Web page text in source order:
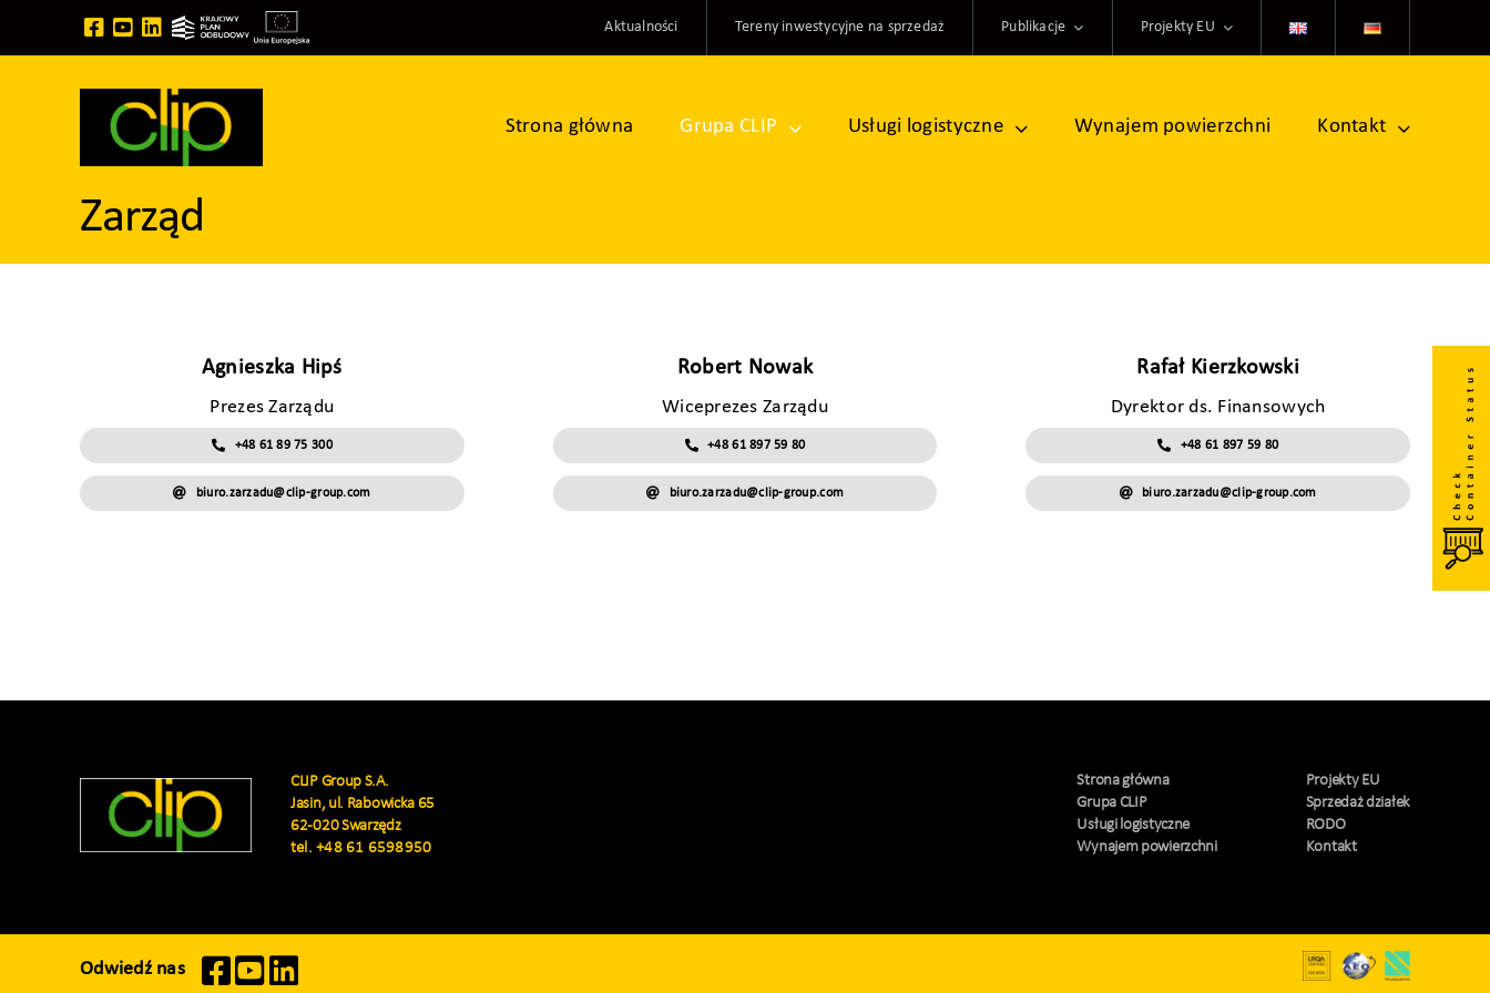
do
zawartości
Aktualności Tereny inwestycyjne na sprzedaż Publikacje Projekty EU
Strona główna Grupa CLIP Usługi logistyczne Wynajem powierzchni Kontakt
Zarząd
Agnieszka Hipś
Prezes Zarządu
+48 61 89 75 300
biuro.zarzadu@clip-group.com
Robert Nowak
Wiceprezes Zarządu
+48 61 897 59 80
biuro.zarzadu@clip-group.com
Rafał Kierzkowski
Dyrektor ds. Finansowych
+48 61 897 59 80
biuro.zarzadu@clip-group.com
CLIP Group S.A.
Jasin, ul. Rabowicka 65
62-020 Swarzędz
tel.+48 61 6598950
Strona główna
Grupa CLIP
Usługi logistyczne
Wynajem powierzchni
Projekty EU
Sprzedaż działek
RODO
Kontakt
Odwiedź nas